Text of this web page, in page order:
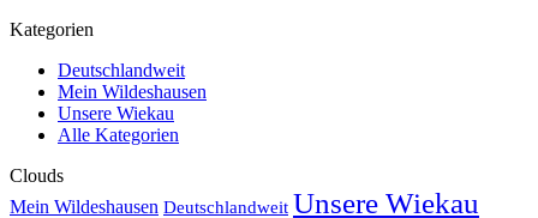
Kategorien
Deutschlandweit
Mein Wildeshausen
Unsere Wiekau
Alle Kategorien
Clouds
Mein Wildeshausen Deutschlandweit Unsere Wiekau